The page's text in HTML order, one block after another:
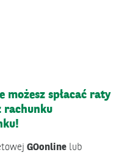
możesz spłacać raty
rachunku
GOonline lub